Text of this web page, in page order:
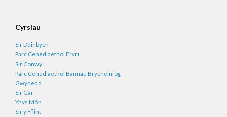
Cyrsiau
Sir Ddinbych
Parc Cenedlaethol Eryri
Sir Conwy
Parc Cenedlaethol Bannau Brycheiniog
Gwynedd
Sir Gâr
Ynys Môn
Sir y Fflint